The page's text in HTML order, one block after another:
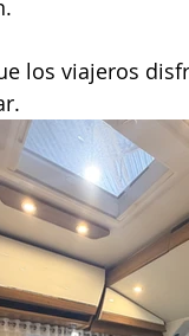
los viajeros